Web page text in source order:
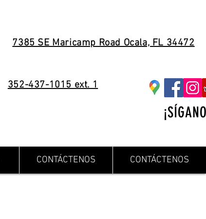
7385 SE Maricamp Road Ocala, FL 34472
352-437-1015 ext. 1
CONTÁCTENOS CONTÁCTENOS